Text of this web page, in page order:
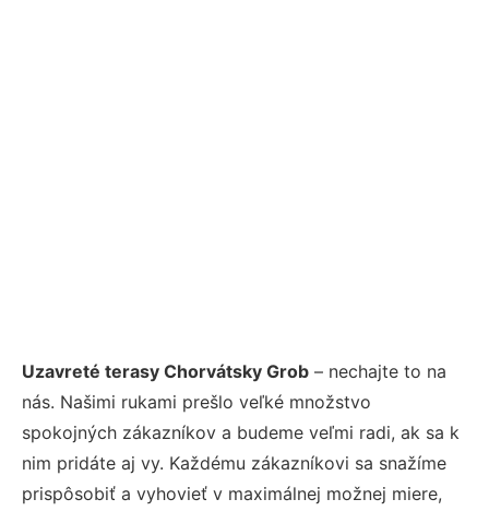
Uzavreté terasy Chorvátsky Grob – nechajte to na
nás. Našimi rukami prešlo veľké množstvo
spokojných zákazníkov a budeme veľmi radi, ak sa k
nim pridáte aj vy. Každému zákazníkovi sa snažíme
prispôsobiť a vyhovieť v maximálnej možnej miere,